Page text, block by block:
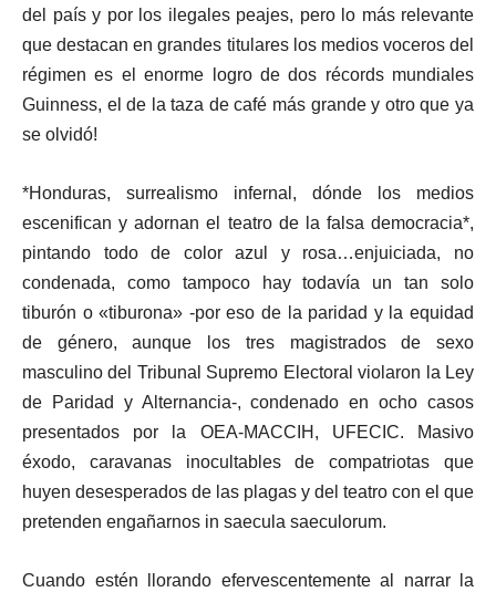
del país y por los ilegales peajes, pero lo más relevante
que destacan en grandes titulares los medios voceros del
régimen es el enorme logro de dos récords mundiales
Guinness, el de la taza de café más grande y otro que ya
se olvidó!
*Honduras, surrealismo infernal, dónde los medios
escenifican y adornan el teatro de la falsa democracia*,
pintando todo de color azul y rosa…enjuiciada, no
condenada, como tampoco hay todavía un tan solo
tiburón o «tiburona» -por eso de la paridad y la equidad
de género, aunque los tres magistrados de sexo
masculino del Tribunal Supremo Electoral violaron la Ley
de Paridad y Alternancia-, condenado en ocho casos
presentados por la OEA-MACCIH, UFECIC. Masivo
éxodo, caravanas inocultables de compatriotas que
huyen desesperados de las plagas y del teatro con el que
pretenden engañarnos in saecula saeculorum.
Cuando estén llorando efervescentemente al narrar la